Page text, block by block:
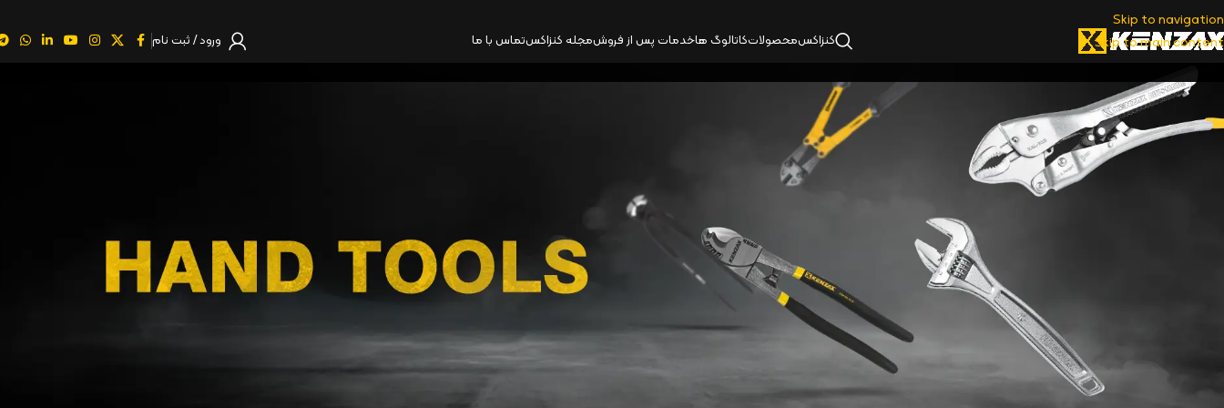
Skip to navigation
Skip to main content
کنزاکسمحصولاتکاتالوگ‌ هاخدمات پس از فروشمجله کنزاکستماس با ما ورود / ثبت نام